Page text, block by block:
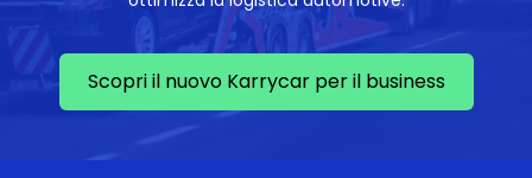
Scopri il nuovo Karrycar per il business